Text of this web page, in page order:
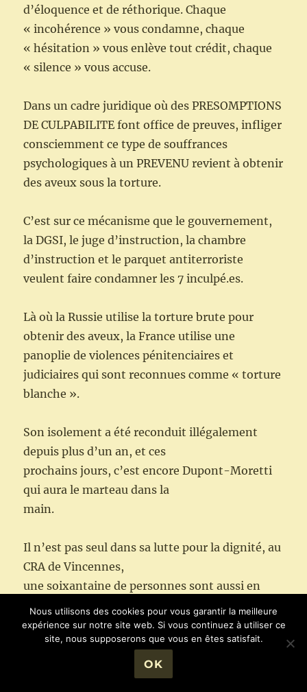
d’éloquence et de réthorique. Chaque
« incohérence » vous condamne, chaque
« hésitation » vous enlève tout crédit, chaque
« silence » vous accuse.
Dans un cadre juridique où des PRESOMPTIONS
DE CULPABILITE font office de preuves, infliger
consciemment ce type de souffrances
psychologiques à un PREVENU revient à obtenir
des aveux sous la torture.
C’est sur ce mécanisme que le gouvernement,
la DGSI, le juge d’instruction, la chambre
d’instruction et le parquet antiterroriste
veulent faire condamner les 7 inculpé.es.
Là où la Russie utilise la torture brute pour
obtenir des aveux, la France utilise une
panoplie de violences pénitenciaires et
judiciaires qui sont reconnues comme « torture
blanche ».
Son isolement a été reconduit illégalement
depuis plus d’un an, et ces
prochains jours, c’est encore Dupont-Moretti
qui aura le marteau dans la
main.
Il n’est pas seul dans sa lutte pour la dignité, au
CRA de Vincennes,
une soixantaine de personnes sont aussi en
grève de la faim depuis
plusieurs jours!
https://abaslescra.noblogs.org/au-cra-de-
vincennes-les-retenus-du-batiment-2-en-
Nous utilisons des cookies pour vous garantir la meilleure
expérience sur notre site web. Si vous continuez à utiliser ce
site, nous supposerons que vous en êtes satisfait.
OK